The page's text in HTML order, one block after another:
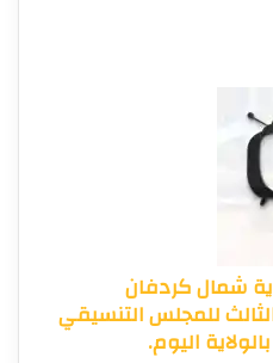
شمال كردفان
للمجلس التنسيقي
اليوم.